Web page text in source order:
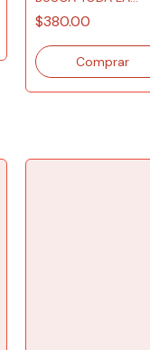
SEMANA
$380.00